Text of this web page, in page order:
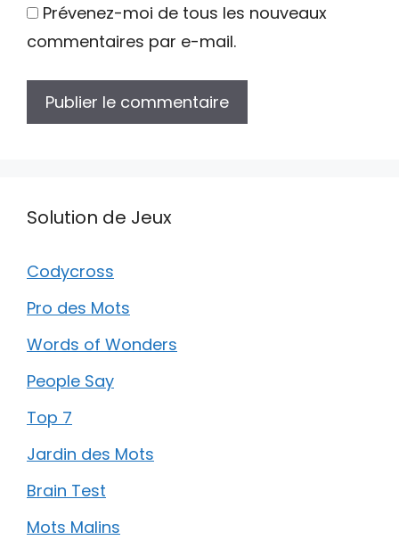
Prévenez-moi de tous les nouveaux
commentaires par e-mail.
Solution de Jeux
Codycross
Pro des Mots
Words of Wonders
People Say
Top 7
Jardin des Mots
Brain Test
Mots Malins